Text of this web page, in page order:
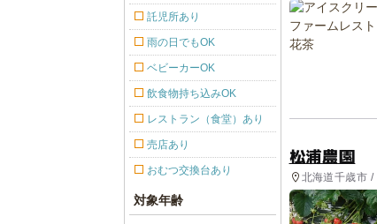
松浦農園
北海道千歳市 /
託児所あり
雨の日でもOK
ベビーカーOK
飲食物持ち込みOK
レストラン（食堂）あり
売店あり
おむつ交換台あり
対象年齢